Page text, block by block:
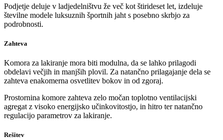
Podjetje deluje v ladjedelništvu že več kot štirideset let, izdeluje
številne modele luksuznih športnih jaht s posebno skrbjo za
podrobnosti.
Zahteva
Komora za lakiranje mora biti modulna, da se lahko prilagodi
obdelavi večjih in manjših plovil. Za natančno prilagajanje dela se
zahteva enakomerna osvetlitev bokov in od zgoraj.
Prostornina komore zahteva zelo močan toplotno ventilacijski
agregat z visoko energijsko učinkovitostjo, in hitro ter natančno
regulacijo parametrov za lakiranje.
Rešitev